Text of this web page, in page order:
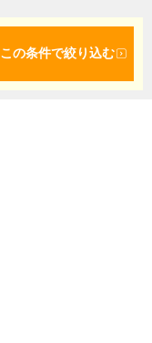
この条件で絞り込む